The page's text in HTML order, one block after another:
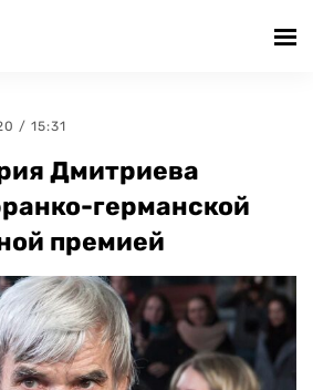
/ 15:31
Дмитриева
германской
премией